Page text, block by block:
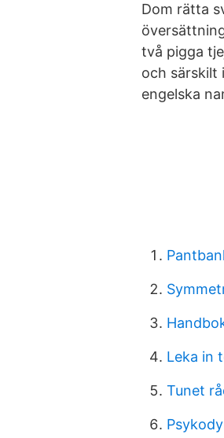
Dom rätta
två pigga
och särskilt
engelska
Leka in
Tunet